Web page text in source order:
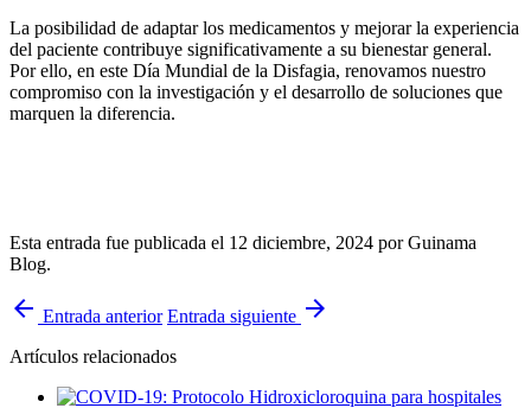
La posibilidad de adaptar los medicamentos y mejorar la experiencia
del paciente contribuye significativamente a su bienestar general.
Por ello, en este Día Mundial de la Disfagia, renovamos nuestro
compromiso con la investigación y el desarrollo de soluciones que
marquen la diferencia.
Esta entrada fue publicada el 12 diciembre, 2024 por Guinama
Blog.
arrow_back Entrada anterior Entrada siguiente arrow_forward
Artículos relacionados